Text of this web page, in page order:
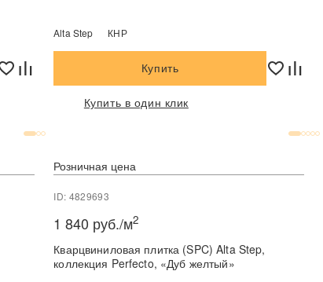
Alta Step КНР
Купить
Купить в один клик
Розничная цена
ID: 4829693
1 840 руб./м2
Кварцвиниловая плитка (SPC) Alta Step,
коллекция Perfecto, «Дуб желтый»